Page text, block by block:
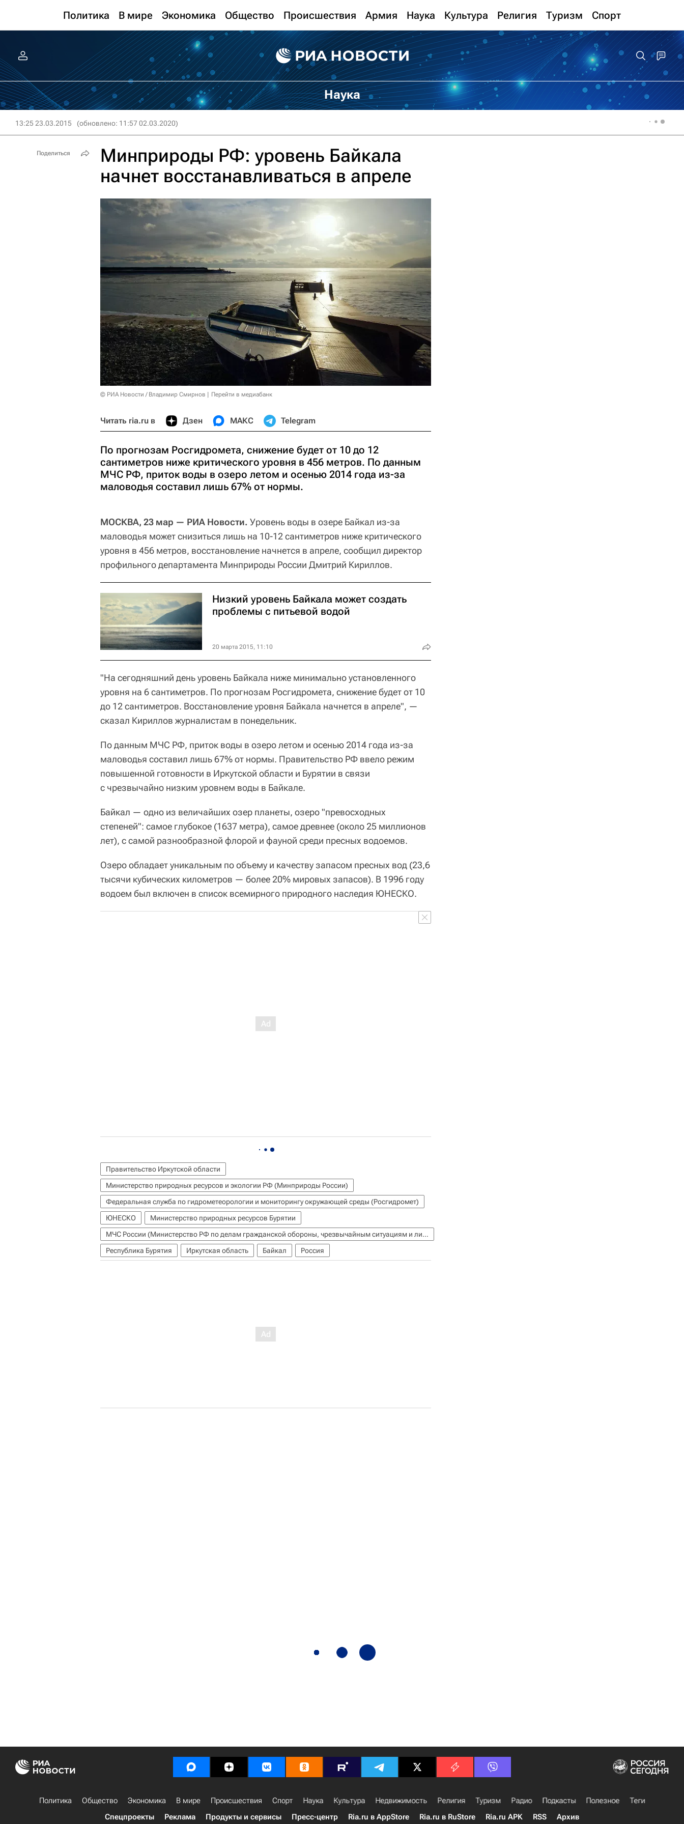
Политика В мире Экономика Общество Происшествия Армия Наука Культура Религия Туризм Спорт
Наука
13:25 23.03.2015 (обновлено: 11:57 02.03.2020)
Минприроды РФ: уровень Байкала
начнет восстанавливаться в апреле
© РИА Новости / Владимир Смирнов Перейти в медиабанк
Читать ria.ru в Дзен МАКС Telegram
По прогнозам Росгидромета, снижение будет от 10 до 12
сантиметров ниже критического уровня в 456 метров. По данным
МЧС РФ, приток воды в озеро летом и осенью 2014 года из-за
маловодья составил лишь 67% от нормы.
МОСКВА, 23 мар — РИА Новости. Уровень воды в озере Байкал из-за
маловодья может снизиться лишь на 10-12 сантиметров ниже критического
уровня в 456 метров, восстановление начнется в апреле, сообщил директор
профильного департамента Минприроды России Дмитрий Кириллов.
Низкий уровень Байкала может создать
проблемы с питьевой водой
20 марта 2015, 11:10
"На сегодняшний день уровень Байкала ниже минимально установленного
уровня на 6 сантиметров. По прогнозам Росгидромета, снижение будет от 10
до 12 сантиметров. Восстановление уровня Байкала начнется в апреле", —
сказал Кириллов журналистам в понедельник.
По данным МЧС РФ, приток воды в озеро летом и осенью 2014 года из-за
маловодья составил лишь 67% от нормы. Правительство РФ ввело режим
повышенной готовности в Иркутской области и Бурятии в связи
с чрезвычайно низким уровнем воды в Байкале.
Байкал — одно из величайших озер планеты, озеро "превосходных
степеней": самое глубокое (1637 метра), самое древнее (около 25 миллионов
лет), с самой разнообразной флорой и фауной среди пресных водоемов.
Озеро обладает уникальным по объему и качеству запасом пресных вод (23,6
тысячи кубических километров — более 20% мировых запасов). В 1996 году
водоем был включен в список всемирного природного наследия ЮНЕСКО.
Правительство Иркутской области
Министерство природных ресурсов и экологии РФ (Минприроды России)
Федеральная служба по гидрометеорологии и мониторингу окружающей среды (Росгидромет)
ЮНЕСКО
Министерство природных ресурсов Бурятии
МЧС России (Министерство РФ по делам гражданской обороны, чрезвычайным ситуациям и ликвидации последствий стихийных бедствий)
Республика Бурятия
Иркутская область Байкал Россия
Поделиться
Политика Общество Экономика В мире Происшествия Спорт Наука Культура Недвижимость Религия Туризм Радио Подкасты Полезное
Теги
Спецпроекты
Реклама Продукты и сервисы Пресс-центр Ria.ru в AppStore Ria.ru в RuStore Ria.ru APK RSS Архив